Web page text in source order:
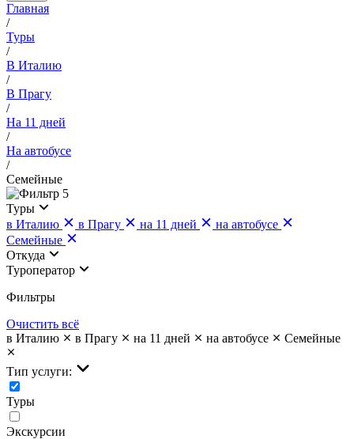
Главная
/
Туры
/
В Италию
/
В Прагу
/
На 11 дней
/
На автобусе
/
Семейные
5
Туры
в Италию
в Прагу на 11 дней
на автобусе
Семейные
Откуда
Туроператор
Фильтры
Очистить всё
в Италию
в Прагу на 11 дней на автобусе Семейные
Тип услуги:
Туры
Экскурсии